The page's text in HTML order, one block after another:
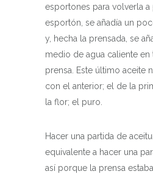
esportones para volverla a
esportón, se añadía un
y, hecha la prensada, se
medio de agua caliente
prensa. Este último aceite
con el anterior; el de la
la flor; el puro.
Hacer una partida de
equivalente a hacer una
así porque la prensa